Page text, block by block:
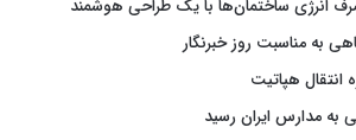
به مناسبت روز خبرنگار
انتقال هپاتیت
مدارس ایران رسید